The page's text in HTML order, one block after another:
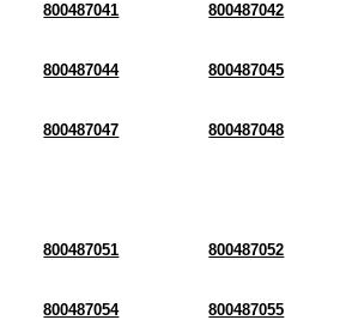
800487041 800487042
800487044 800487045
800487047 800487048
800487051 800487052
800487054 800487055